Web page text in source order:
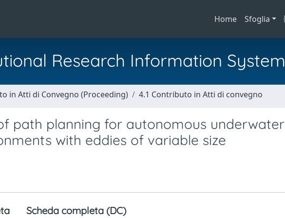
Home Sfoglia
Research Information System
in Atti di Convegno (Proceeding) 4.1 Contributo in Atti di convegno
path planning for autonomous underwater
with eddies of variable size
Scheda completa (DC)